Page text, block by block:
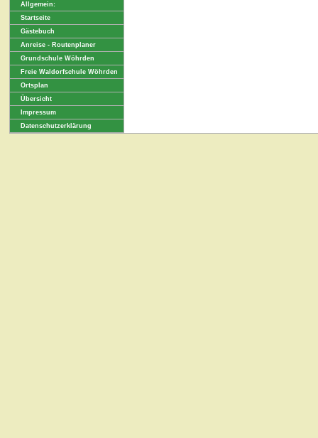
Allgemein:
Startseite
Gästebuch
Anreise - Routenplaner
Grundschule Wöhrden
Freie Waldorfschule Wöhrden
Ortsplan
Übersicht
Impressum
Datenschutzerklärung